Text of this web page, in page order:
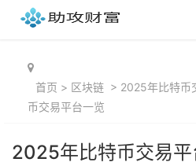
首页 > 区块链 > 2025年比特币
币交易平台一览
2025年比特币交易